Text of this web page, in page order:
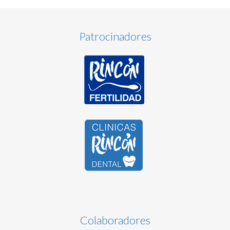
Patrocinadores
Colaboradores